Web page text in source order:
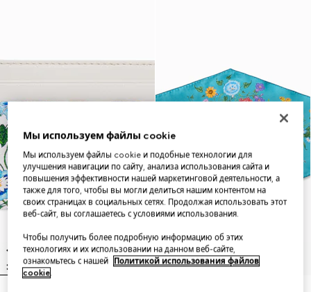
Мы используем файлы cookie
Мы используем файлы cookie и подобные технологии для
улучшения навигации по сайту, анализа использования сайта и
повышения эффективности нашей маркетинговой деятельности, а
также для того, чтобы вы могли делиться нашим контентом на
своих страницах в социальных сетях. Продолжая использовать этот
веб-сайт, вы соглашаетесь с условиями использования.
Чтобы получить более подробную информацию об этих
технологиях и их использовании на данном веб-сайте,
ознакомьтесь с нашей
Политикой использования файлов
cookie.